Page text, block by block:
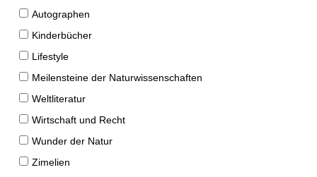
Autographen
Kinderbücher
Lifestyle
Meilensteine der Naturwissenschaften
Weltliteratur
Wirtschaft und Recht
Wunder der Natur
Zimelien